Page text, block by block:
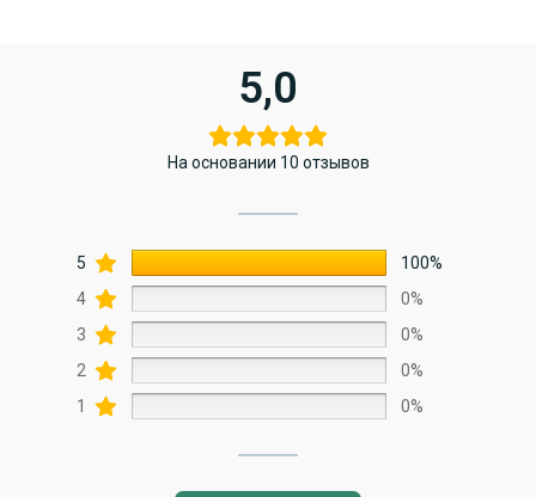
5,0
На основании 10 отзывов
5
100%
4
0%
3
0%
2
0%
1
0%